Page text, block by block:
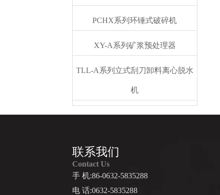
PCHX系列环锤式破碎机
XY-A系列矿浆预处理器
TLL-A系列立式刮刀卸料离心脱水
机
联系我们
Contact Us
手 机:86-0632-5835288
电 话:0632-5835288